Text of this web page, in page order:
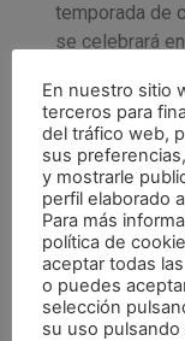
temporada de
se celebrará
Según ha
de Fútbol, la
septiembre en
afrontar
19, 21:45
17:00 horas).
En nuestro sitio
terceros para
del tráfico web,
sus
y mostrarle
perfil elaborado
Para más
política de
aceptar todas
o puedes
selección
su uso